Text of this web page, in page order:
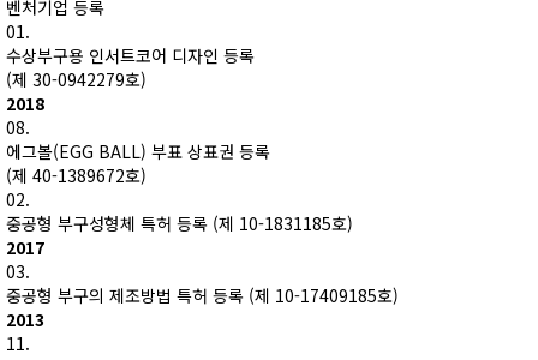
벤처기업 등록
01.
수상부구용 인서트코어 디자인 등록
(제 30-0942279호)
2018
08.
에그볼(EGG BALL) 부표 상표권 등록
(제 40-1389672호)
02.
중공형 부구성형체 특허 등록 (제 10-1831185호)
2017
03.
중공형 부구의 제조방법 특허 등록 (제 10-17409185호)
2013
11.